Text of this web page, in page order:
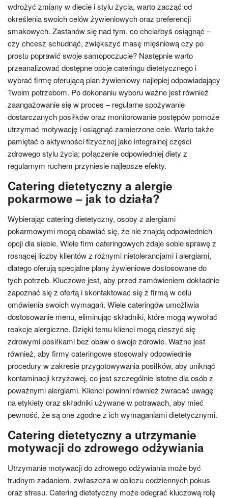
wdrożyć zmiany w diecie i stylu życia, warto zacząć od
określenia swoich celów żywieniowych oraz preferencji
smakowych. Zastanów się nad tym, co chciałbyś osiągnąć –
czy chcesz schudnąć, zwiększyć masę mięśniową czy po
prostu poprawić swoje samopoczucie? Następnie warto
przeanalizować dostępne opcje cateringu dietetycznego i
wybrać firmę oferującą plan żywieniowy najlepiej odpowiadający
Twoim potrzebom. Po dokonaniu wyboru ważne jest również
zaangażowanie się w proces – regularne spożywanie
dostarczanych posiłków oraz monitorowanie postępów pomoże
utrzymać motywację i osiągnąć zamierzone cele. Warto także
pamiętać o aktywności fizycznej jako integralnej części
zdrowego stylu życia; połączenie odpowiedniej diety z
regularnym ruchem przyniesie najlepsze efekty.
Catering dietetyczny a alergie
pokarmowe – jak to działa?
Wybierając catering dietetyczny, osoby z alergiami
pokarmowymi mogą obawiać się, że nie znajdą odpowiednich
opcji dla siebie. Wiele firm cateringowych zdaje sobie sprawę z
rosnącej liczby klientów z różnymi nietolerancjami i alergiami,
dlatego oferują specjalne plany żywieniowe dostosowane do
tych potrzeb. Kluczowe jest, aby przed zamówieniem dokładnie
zapoznać się z ofertą i skontaktować się z firmą w celu
omówienia swoich wymagań. Wiele cateringów umożliwia
dostosowanie menu, eliminując składniki, które mogą wywołać
reakcje alergiczne. Dzięki temu klienci mogą cieszyć się
zdrowymi posiłkami bez obaw o swoje zdrowie. Ważne jest
również, aby firmy cateringowe stosowały odpowiednie
procedury w zakresie przygotowywania posiłków, aby uniknąć
kontaminacji krzyżowej, co jest szczególnie istotne dla osób z
poważnymi alergiami. Klienci powinni również zwracać uwagę
na etykiety oraz składniki używane w potrawach, aby mieć
pewność, że są one zgodne z ich wymaganiami dietetycznymi.
Catering dietetyczny a utrzymanie
motywacji do zdrowego odżywiania
Utrzymanie motywacji do zdrowego odżywiania może być
trudnym zadaniem, zwłaszcza w obliczu codziennych pokus
oraz stresu. Catering dietetyczny może odegrać kluczową rolę